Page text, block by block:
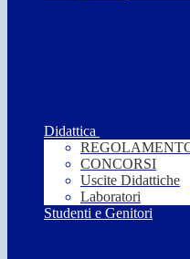
Didattica
CONCORSI
Uscite Didattiche
Laboratori
Studenti e Genitori